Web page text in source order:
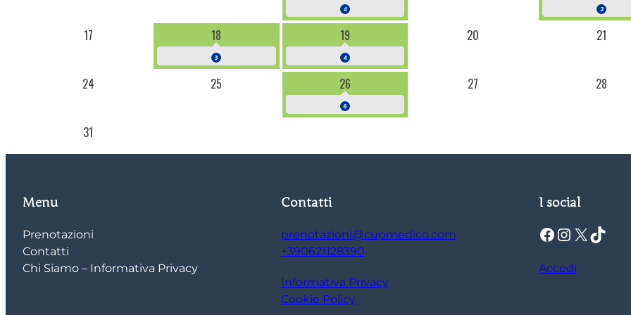
4 2
17 18
3
19
4
20 21
24 25 26
6
27 28
31
Menu
Prenotazioni
Contatti
Chi Siamo – Informativa Privacy
Contatti
prenotazioni@cupmedico.com
+390621128390
Informativa Privacy
Cookie Policy
I social
Facebook Instagram X TikTok
Accedi